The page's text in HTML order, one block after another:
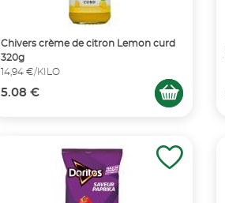
Chivers crème de citron Lemon curd
320g
14,94 €/KILO
5.08 €